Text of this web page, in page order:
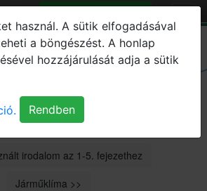
irodalom az 1-5. fejezethez
Járműklíma >>
már regisztráció nélkül is
adatait. Az erre
tájékoztatót megismertem,
elfogadom.
Elfogadom
használ. A sütik elfogadásával
a böngészést. A honlap
hozzájárulását adja a sütik
Rendben